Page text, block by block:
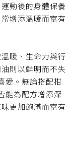
動後的身體保養
增添溫暖而富有
暖、生命力與行
則以鮮明而不失
愛。無論搭配柑
能為配方增添深
更加飽滿而富有